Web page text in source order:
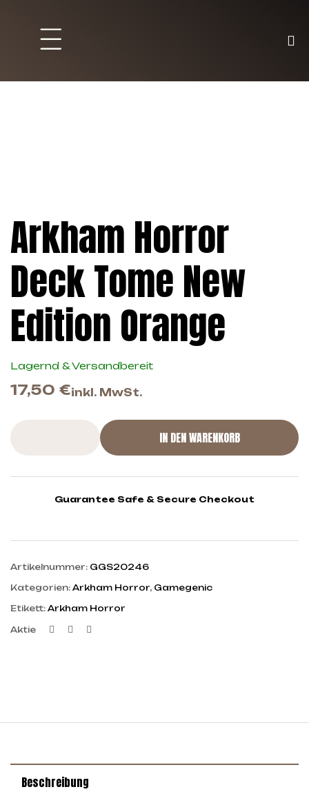
Arkham Horror
Deck Tome New
Edition Orange
Lagernd & Versandbereit
17,50 €inkl. MwSt.
IN DEN WARENKORB
Guarantee Safe & Secure Checkout
Artikelnummer: GGS20246
Kategorien: Arkham Horror, Gamegenic
Etikett: Arkham Horror
Aktie Facebook
Twitter
Beschreibung